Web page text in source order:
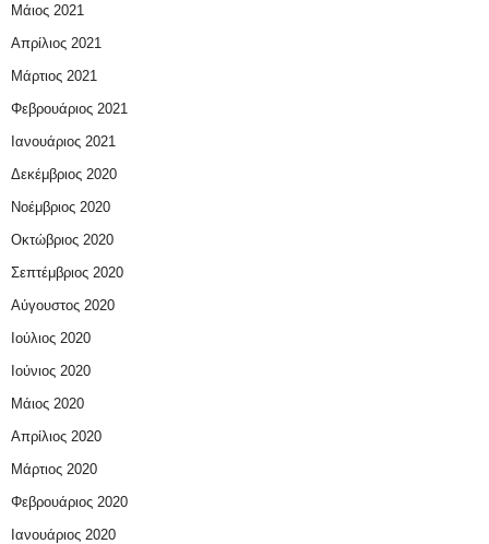
Μάιος 2021
Απρίλιος 2021
Μάρτιος 2021
Φεβρουάριος 2021
Ιανουάριος 2021
Δεκέμβριος 2020
Νοέμβριος 2020
Οκτώβριος 2020
Σεπτέμβριος 2020
Αύγουστος 2020
Ιούλιος 2020
Ιούνιος 2020
Μάιος 2020
Απρίλιος 2020
Μάρτιος 2020
Φεβρουάριος 2020
Ιανουάριος 2020